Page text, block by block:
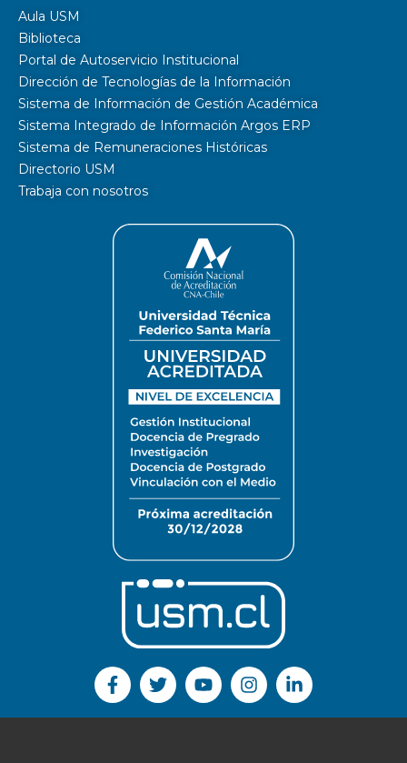
Aula USM
Biblioteca
Portal de Autoservicio Institucional
Dirección de Tecnologías de la Información
Sistema de Información de Gestión Académica
Sistema Integrado de Información Argos ERP
Sistema de Remuneraciones Históricas
Directorio USM
Trabaja con nosotros